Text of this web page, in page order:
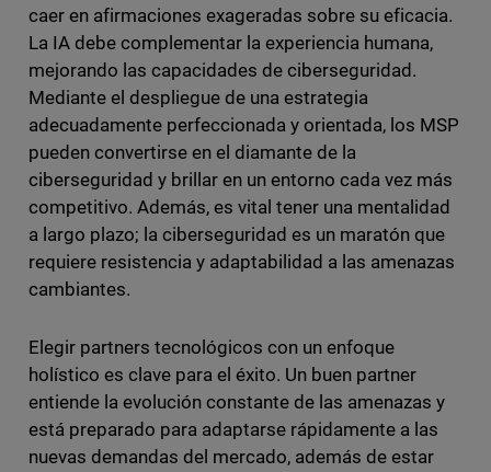
caer en afirmaciones exageradas sobre su eficacia.
La IA debe complementar la experiencia humana,
mejorando las capacidades de ciberseguridad.
Mediante el despliegue de una estrategia
adecuadamente perfeccionada y orientada, los MSP
pueden convertirse en el diamante de la
ciberseguridad y brillar en un entorno cada vez más
competitivo. Además, es vital tener una mentalidad
a largo plazo; la ciberseguridad es un maratón que
requiere resistencia y adaptabilidad a las amenazas
cambiantes.
Elegir partners tecnológicos con un enfoque
holístico es clave para el éxito. Un buen partner
entiende la evolución constante de las amenazas y
está preparado para adaptarse rápidamente a las
nuevas demandas del mercado, además de estar